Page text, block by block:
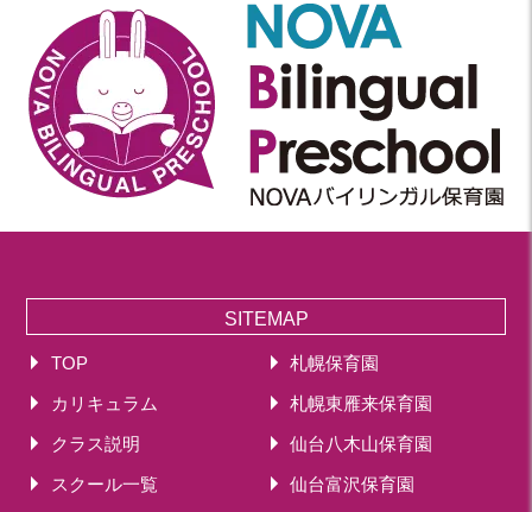
SITEMAP
TOP
カリキュラム
クラス説明
スクール一覧
札幌保育園
札幌東雁来保育園
仙台八木山保育園
仙台富沢保育園